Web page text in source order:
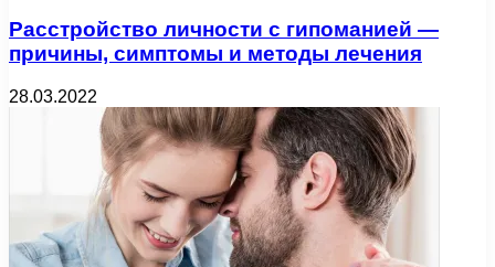
Расстройство личности с гипоманией —
причины, симптомы и методы лечения
28.03.2022